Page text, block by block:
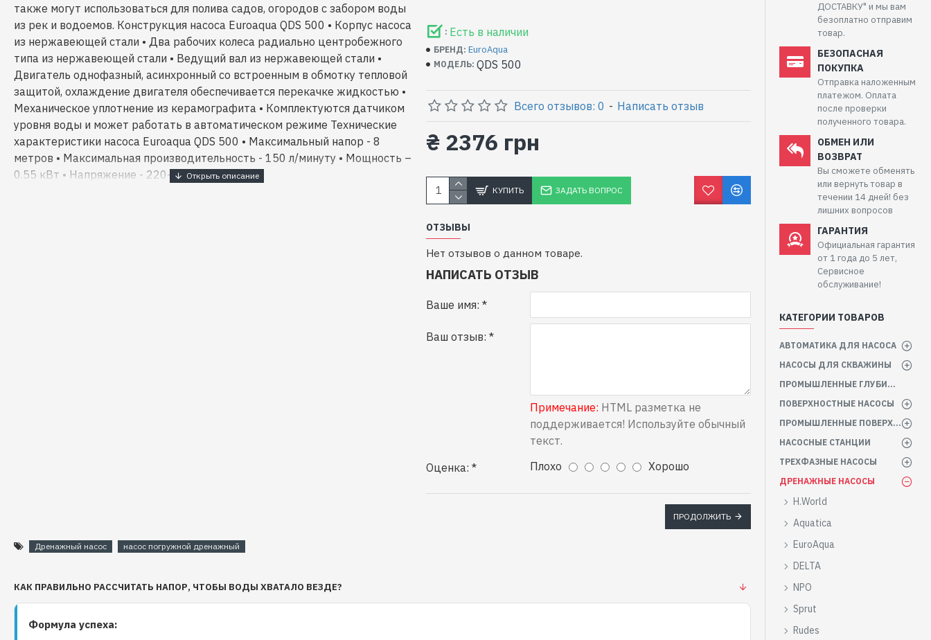
также могут использоваться для полива садов, огородов с забором воды
из рек и водоемов. Конструкция насоса Euroaqua QDS 500 • Корпус насоса
из нержавеющей стали • Два рабочих колеса радиально центробежного
типа из нержавеющей стали • Ведущий вал из нержавеющей стали •
Двигатель однофазный, асинхронный со встроенным в обмотку тепловой
защитой, охлаждение двигателя обеспечивается перекачке жидкостью •
Механическое уплотнение из керамографита • Комплектуются датчиком
уровня воды и может работать в автоматическом режиме Технические
характеристики насоса Euroaqua QDS 500 • Максимальный напор - 8
метров • Максимальная производительность - 150 л/минуту • Мощность –
0.55 кВт • Напряжение - 220-240В
: Есть в наличии
БРЕНД: EuroAqua
МОДЕЛЬ: QDS 500
Всего отзывов: 0 - Написать отзыв
₴ 2376 грн
КУПИТЬ ЗАДАТЬ ВОПРОС
ОТЗЫВЫ
Нет отзывов о данном товаре.
НАПИСАТЬ ОТЗЫВ
Ваше имя:
Ваш отзыв:
Примечание: HTML разметка не
поддерживается! Используйте обычный
текст.
Оценка:
Плохо Хорошо
ПРОДОЛЖИТЬ
Дренажный насос насос погружной дренажный
КАК ПРАВИЛЬНО РАССЧИТАТЬ НАПОР, ЧТОБЫ ВОДЫ ХВАТАЛО ВЕЗДЕ?
Формула успеха:
ДОСТАВКУ" и мы вам
безоплатно отправим
товар.
БЕЗОПАСНАЯ
ПОКУПКА
Отправка наложенным
платежом. Оплата
после проверки
полученного товара.
ОБМЕН ИЛИ
ВОЗВРАТ
Вы сможете обменять
или вернуть товар в
течении 14 дней! без
лишних вопросов
ГАРАНТИЯ
Официальная гарантия
от 1 года до 5 лет,
Сервисное
обслуживание!
КАТЕГОРИИ ТОВАРОВ
АВТОМАТИКА ДЛЯ НАСОСА
НАСОСЫ ДЛЯ СКВАЖИНЫ
ПРОМЫШЛЕННЫЕ ГЛУБИННЫЕ НАСОСЫ
ПОВЕРХНОСТНЫЕ НАСОСЫ
ПРОМЫШЛЕННЫЕ ПОВЕРХНОСТНЫЕ НАСОСЫ
НАСОСНЫЕ СТАНЦИИ
ТРЕХФАЗНЫЕ НАСОСЫ
ДРЕНАЖНЫЕ НАСОСЫ
H.World
Aquatica
EuroAqua
DELTA
NPO
Sprut
Rudes